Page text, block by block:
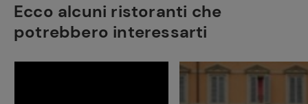
Ecco alcuni ristoranti che
potrebbero interessarti